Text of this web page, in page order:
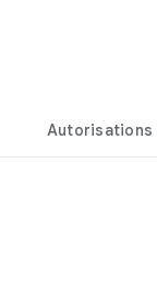
Autorisations